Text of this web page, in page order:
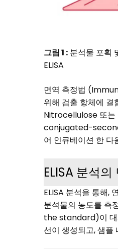
그림 1 : 분석물 포획
ELISA
면역 측정법
위해 검출 항체에
Nitrocellulose 또는
conjugated-
어 인큐베이션 한 다
ELISA 분석
ELISA 분석을 통해,
분석물의 농도를 측
the standard)이 대
선이 생성되고, 샘플